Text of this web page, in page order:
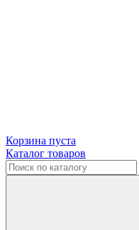
Корзина пуста
Каталог товаров